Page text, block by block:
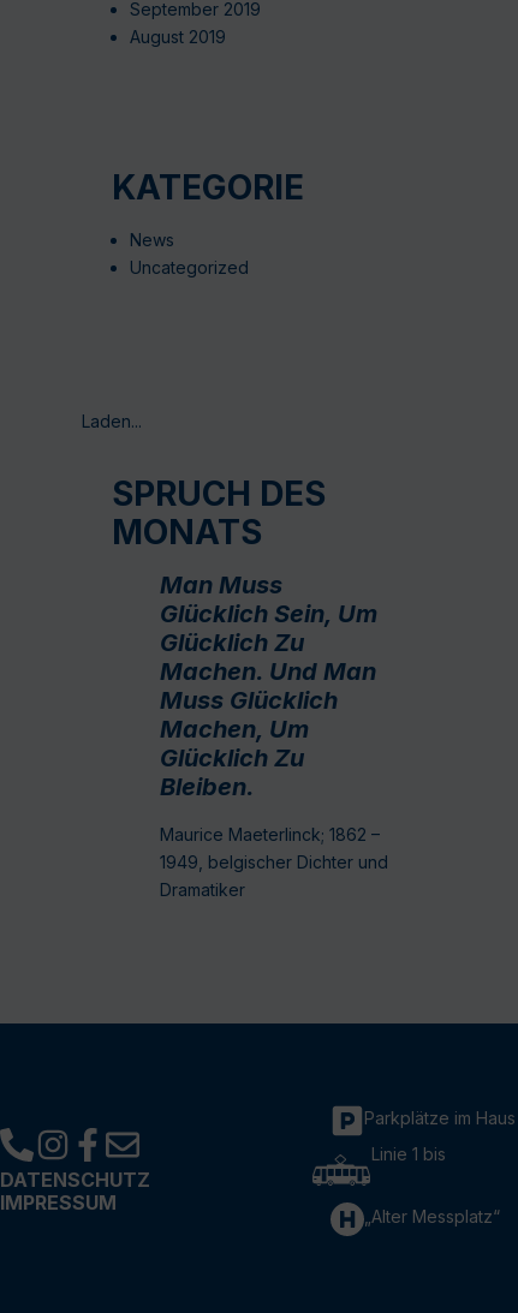
September 2019
August 2019
KATEGORIE
News
Uncategorized
Laden...
SPRUCH DES
MONATS
Man Muss
Glücklich Sein, Um
Glücklich Zu
Machen. Und Man
Muss Glücklich
Machen, Um
Glücklich Zu
Bleiben.
Maurice Maeterlinck; 1862 –
1949, belgischer Dichter und
Dramatiker
DATENSCHUTZ
IMPRESSUM
Parkplätze im Haus
Linie 1 bis
„Alter Messplatz“